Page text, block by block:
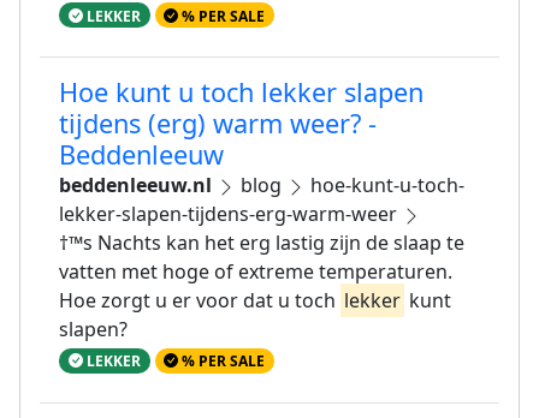
LEKKER % PER SALE
Hoe kunt u toch lekker slapen
tijdens (erg) warm weer? -
Beddenleeuw
beddenleeuw.nl blog
hoe-kunt-u-toch-
lekker-slapen-tijdens-erg-warm-weer
†™s Nachts kan het erg lastig zijn de slaap te
vatten met hoge of extreme temperaturen.
Hoe zorgt u er voor dat u toch lekker kunt
slapen?
LEKKER % PER SALE